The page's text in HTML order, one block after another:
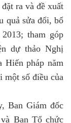
ra và đề xuất
quả sửa đổi, bổ
tham góp
dự thảo Nghị
Hiến pháp năm
một số điều của
Ban Giám đốc
và Ban Tổ chức